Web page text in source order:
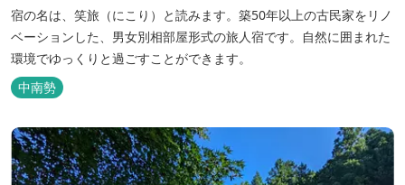
宿の名は、笑旅（にこり）と読みます。築50年以上の古民家をリノ
ベーションした、男女別相部屋形式の旅人宿です。自然に囲まれた
環境でゆっくりと過ごすことができます。
中南勢